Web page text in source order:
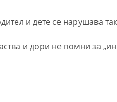
и дете се нарушава
и дори не помни за